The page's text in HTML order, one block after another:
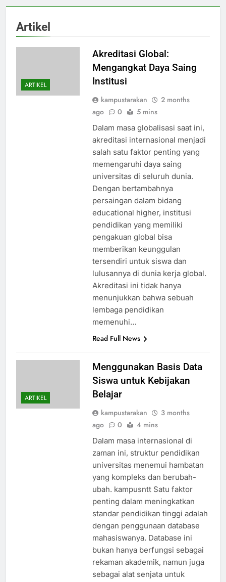
Artikel
ARTIKEL
Akreditasi Global:
Mengangkat Daya Saing
Institusi
kampustarakan
2 months
ago
0 5 mins
Dalam masa globalisasi saat ini,
akreditasi internasional menjadi
salah satu faktor penting yang
memengaruhi daya saing
universitas di seluruh dunia.
Dengan bertambahnya
persaingan dalam bidang
educational higher, institusi
pendidikan yang memiliki
pengakuan global bisa
memberikan keunggulan
tersendiri untuk siswa dan
lulusannya di dunia kerja global.
Akreditasi ini tidak hanya
menunjukkan bahwa sebuah
lembaga pendidikan
memenuhi…
Read Full News
ARTIKEL
Menggunakan Basis Data
Siswa untuk Kebijakan
Belajar
kampustarakan
3 months
ago
0 4 mins
Dalam masa internasional di
zaman ini, struktur pendidikan
universitas menemui hambatan
yang kompleks dan berubah-
ubah. kampusntt Satu faktor
penting dalam meningkatkan
standar pendidikan tinggi adalah
dengan penggunaan database
mahasiswanya. Database ini
bukan hanya berfungsi sebagai
rekaman akademik, namun juga
sebagai alat senjata untuk